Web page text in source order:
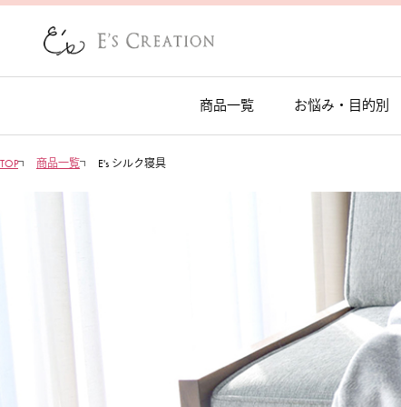
商品一覧 お悩み・目的別
TOP 商品一覧 E's シルク寝具